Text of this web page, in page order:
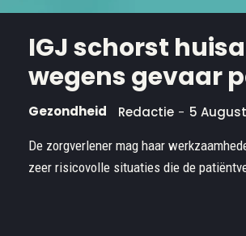
IGJ schorst
wegens gevaar
Gezondheid Redactie - 5
De zorgverlener mag haar
zeer risicovolle situaties die de